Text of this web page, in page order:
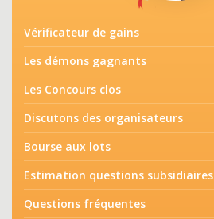
Vérificateur de gains
Les démons gagnants
Les Concours clos
Discutons des organisateurs
Bourse aux lots
Estimation questions subsidiaires
Questions fréquentes